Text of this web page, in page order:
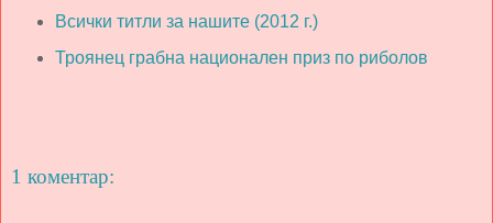
Всички титли за нашите (2012 г.)
Троянец грабна национален приз по риболов
1 коментар: